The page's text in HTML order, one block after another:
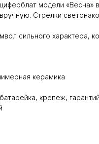
модели «Весна»
Стрелки
сильного характера,
керамика
крепеж,